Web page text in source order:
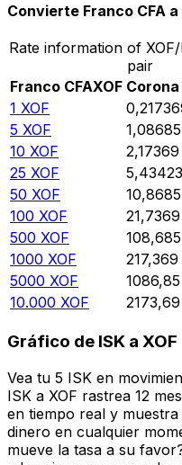
Convierte Franco CFA
Rate information of
pair
Franco CFAXOF
1 XOF
5 XOF 1,08685
10 XOF 2,17369
25 XOF 5,43423
50 XOF 10,8685
100 XOF 21,7369
500 XOF 108,685
1000 XOF 217,369
5000 XOF 1086,85
10.000 XOF 2173,69
Gráfico de ISK a XOF
Vea tu 5 ISK en
ISK a XOF rastrea 12
en tiempo real y
dinero en cualquier
mueve la tasa a su